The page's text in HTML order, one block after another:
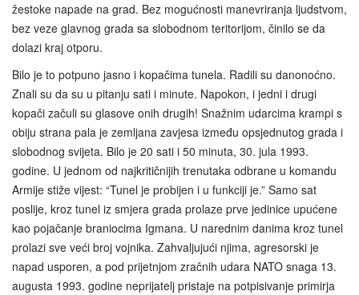
žestoke napade na grad. Bez mogućnosti manevriranja ljudstvom,
bez veze glavnog grada sa slobodnom teritorijom, činilo se da
dolazi kraj otporu.
Bilo je to potpuno jasno i kopačima tunela. Radili su danonoćno.
Znali su da su u pitanju sati i minute. Napokon, i jedni i drugi
kopači začuli su glasove onih drugih! Snažnim udarcima krampi s
obiju strana pala je zemljana zavjesa između opsjednutog grada i
slobodnog svijeta. Bilo je 20 sati i 50 minuta, 30. jula 1993.
godine. U jednom od najkritičnijih trenutaka odbrane u komandu
Armije stiže vijest: “Tunel je probijen i u funkciji je.” Samo sat
poslije, kroz tunel iz smjera grada prolaze prve jedinice upućene
kao pojačanje braniocima Igmana. U narednim danima kroz tunel
prolazi sve veći broj vojnika. Zahvaljujući njima, agresorski je
napad usporen, a pod prijetnjom zračnih udara NATO snaga 13.
augusta 1993. godine neprijatelj pristaje na potpisivanje primirja